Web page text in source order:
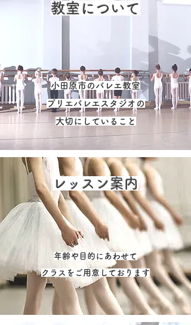
​教室について
​小田原市のバレエ教室
プリエバレエスタジオの
​大切にしていること
​レッスン案内
​年齢や目的にあわせて
クラスをご用意しております